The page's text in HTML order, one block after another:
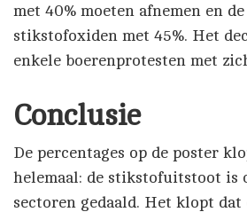
met 40% moeten afnemen en
stikstofoxiden met 45%. Het
enkele boerenprotesten met
Conclusie
De percentages op de poster
helemaal: de stikstofuitstoot is
sectoren gedaald. Het klopt dat